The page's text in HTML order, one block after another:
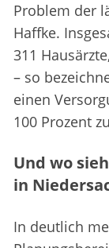
Problem der
Haffke.
311
– so
einen
100 Prozent
Und wo
in
In deutlich